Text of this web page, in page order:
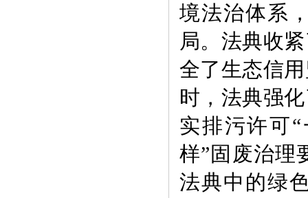
境法治体系
局。法典收
全了生态信
时，法典强
实排污许可
样”固废治理
法典中的绿